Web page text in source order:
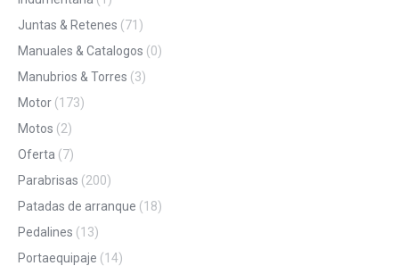
Juntas & Retenes (71)
Manuales & Catalogos (0)
Manubrios & Torres (3)
Motor (173)
Motos (2)
Oferta (7)
Parabrisas (200)
Patadas de arranque (18)
Pedalines (13)
Portaequipaje (14)